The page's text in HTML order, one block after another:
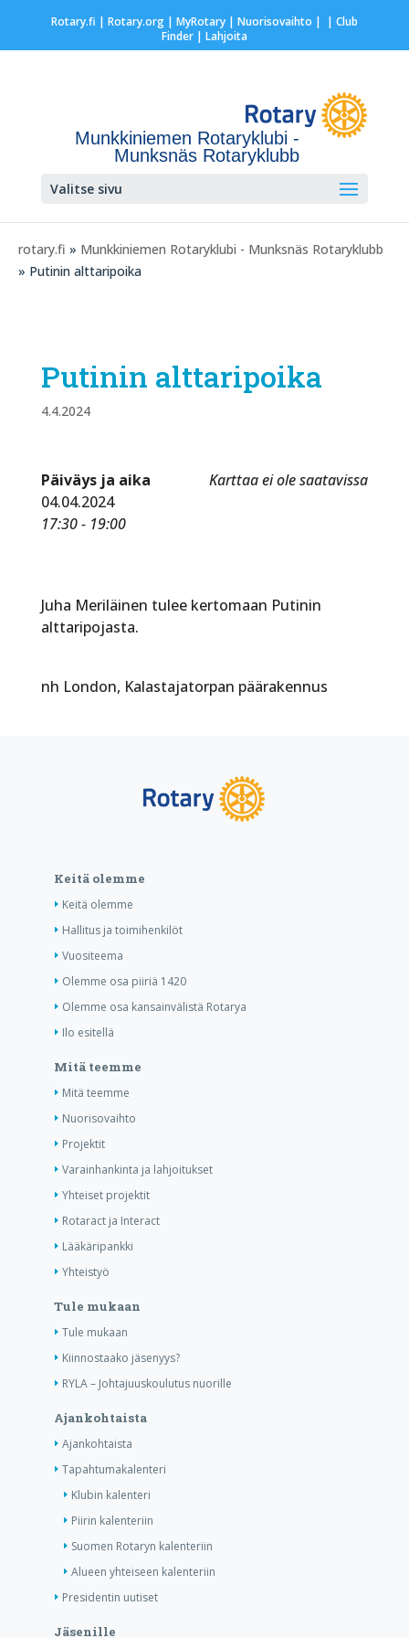
Rotary.fi | Rotary.org| MyRotary | Nuorisovaihto | | Club
Finder| Lahjoita
Munkkiniemen Rotaryklubi -
Munksnäs Rotaryklubb
Valitse sivu
rotary.fi » Munkkiniemen Rotaryklubi - Munksnäs Rotaryklubb
» Putinin alttaripoika
Putinin alttaripoika
4.4.2024
Karttaa ei ole saatavissa
Päiväys ja aika
04.04.2024
17:30 - 19:00
Juha Meriläinen tulee kertomaan Putinin
alttaripojasta.
nh London, Kalastajatorpan päärakennus
Keitä olemme
Keitä olemme
Hallitus ja toimihenkilöt
Vuositeema
Olemme osa piiriä 1420
Olemme osa kansainvälistä Rotarya
Ilo esitellä
Mitä teemme
Mitä teemme
Nuorisovaihto
Projektit
Varainhankinta ja lahjoitukset
Yhteiset projektit
Rotaract ja Interact
Lääkäripankki
Yhteistyö
Tule mukaan
Tule mukaan
Kiinnostaako jäsenyys?
RYLA – Johtajuuskoulutus nuorille
Ajankohtaista
Ajankohtaista
Tapahtumakalenteri
Klubin kalenteri
Piirin kalenteriin
Suomen Rotaryn kalenteriin
Alueen yhteiseen kalenteriin
Presidentin uutiset
Jäsenille